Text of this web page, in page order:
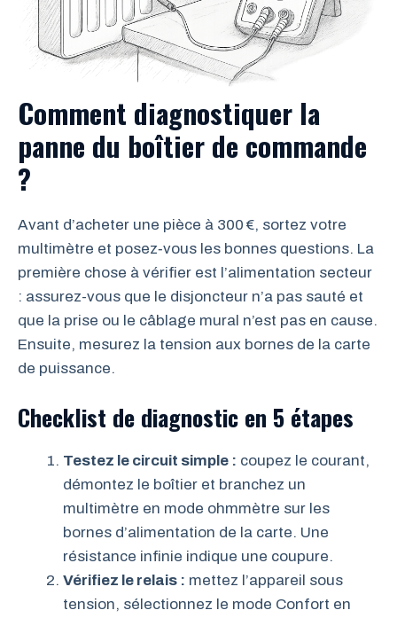
Comment diagnostiquer la
panne du boîtier de commande
?
Avant d’acheter une pièce à 300 €, sortez votre
multimètre et posez‑vous les bonnes questions. La
première chose à vérifier est l’alimentation secteur
: assurez-vous que le disjoncteur n’a pas sauté et
que la prise ou le câblage mural n’est pas en cause.
Ensuite, mesurez la tension aux bornes de la carte
de puissance.
Checklist de diagnostic en 5 étapes
Testez le circuit simple : coupez le courant,
démontez le boîtier et branchez un
multimètre en mode ohmmètre sur les
bornes d’alimentation de la carte. Une
résistance infinie indique une coupure.
Vérifiez le relais : mettez l’appareil sous
tension, sélectionnez le mode Confort en